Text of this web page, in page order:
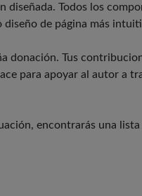
diseñada. Todos los
de página más
donación. Tus
para apoyar al autor a
encontrarás una